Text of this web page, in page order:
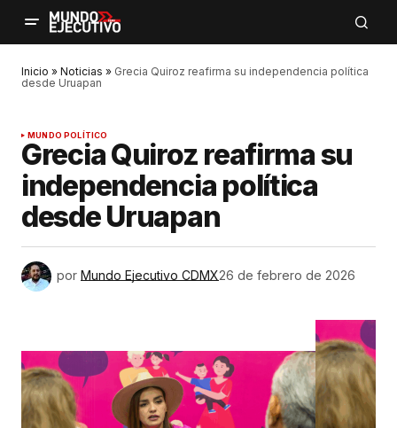
Inicio » Noticias » Grecia Quiroz reafirma su independencia política
desde Uruapan
MUNDO POLÍTICO
Grecia Quiroz reafirma su
independencia política
desde Uruapan
por Mundo Ejecutivo CDMX26 de febrero de 2026